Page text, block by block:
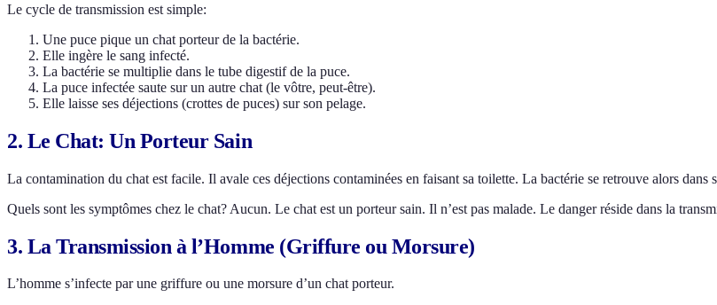
Le cycle de transmission est simple:
Une puce pique un chat porteur de la bactérie.
Elle ingère le sang infecté.
La bactérie se multiplie dans le tube digestif de la puce.
La puce infectée saute sur un autre chat (le vôtre, peut-être).
Elle laisse ses déjections (crottes de puces) sur son pelage.
2. Le Chat: Un Porteur Sain
La contamination du chat est facile. Il avale ces déjections contaminées en faisant sa toilette. La bactérie se retrouve alors dans
Quels sont les symptômes chez le chat? Aucun. Le chat est un porteur sain. Il n’est pas malade. Le danger réside dans la
3. La Transmission à l’Homme (Griffure ou Morsure)
L’homme s’infecte par une griffure ou une morsure d’un chat porteur.